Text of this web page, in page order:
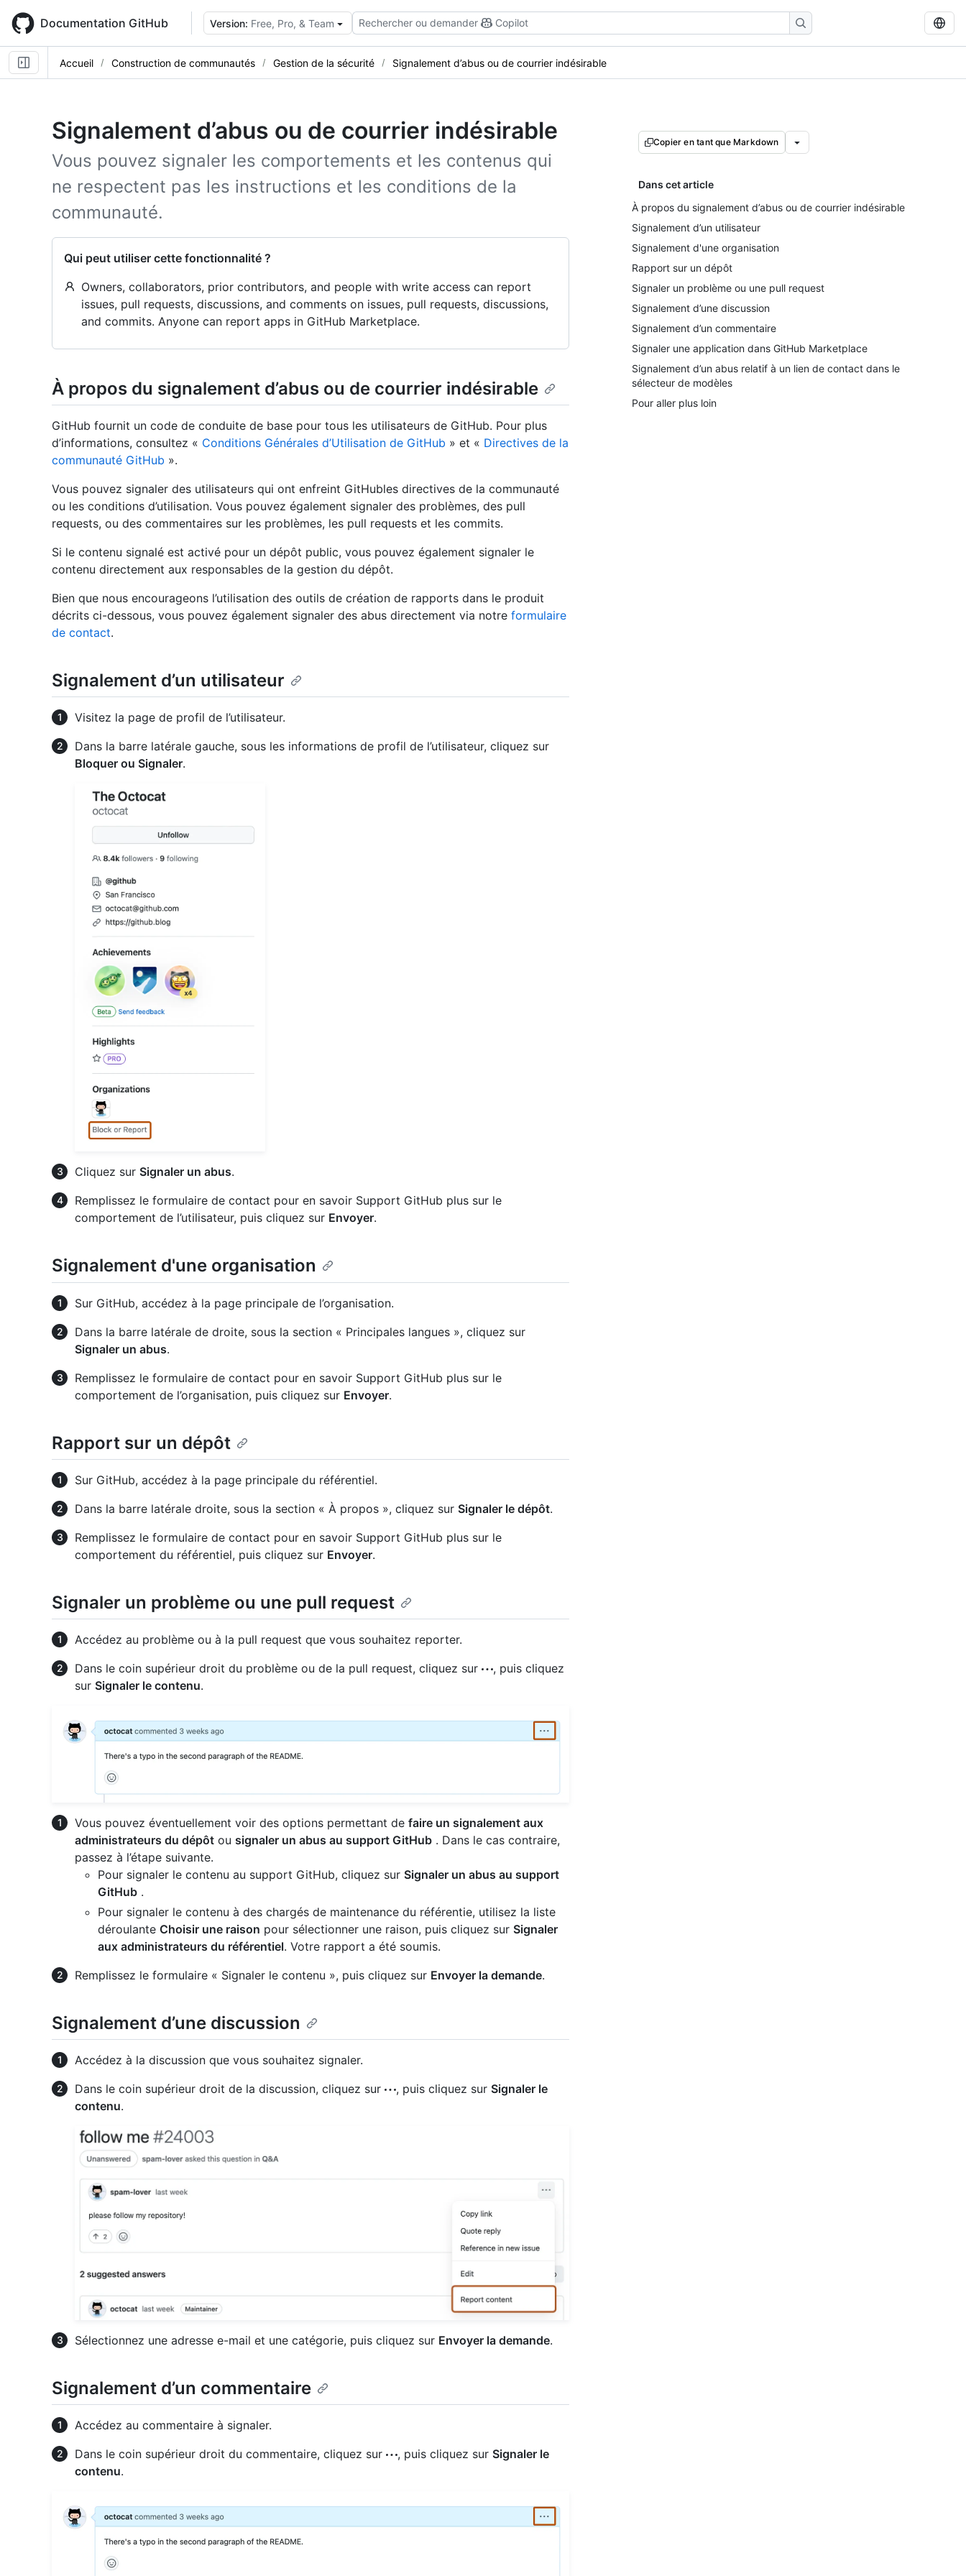
main
content
Documentation GitHub Version: Free, Pro, & Team Rechercher ou demander Copilot
Accueil Construction de communautés Gestion de la sécurité Signalement d’abus ou de courrier indésirable
Signalement d’abus ou de courrier indésirable
Vous pouvez signaler les comportements et les contenus qui
ne respectent pas les instructions et les conditions de la
communauté.
Qui peut utiliser cette fonctionnalité ?
Owners, collaborators, prior contributors, and people with write access can report
issues, pull requests, discussions, and comments on issues, pull requests, discussions,
and commits. Anyone can report apps in GitHub Marketplace.
Copier en tant que Markdown
Dans cet article
À propos du signalement d’abus ou de courrier indésirable
Signalement d’un utilisateur
Signalement d'une organisation
Rapport sur un dépôt
Signaler un problème ou une pull request
Signalement d’une discussion
Signalement d’un commentaire
Signaler une application dans GitHub Marketplace
Signalement d’un abus relatif à un lien de contact dans le
sélecteur de modèles
Pour aller plus loin
À propos du signalement d’abus ou de courrier indésirable
GitHub fournit un code de conduite de base pour tous les utilisateurs de GitHub. Pour plus
d’informations, consultez « Conditions Générales d’Utilisation de GitHub » et « Directives de la
communauté GitHub ».
Vous pouvez signaler des utilisateurs qui ont enfreint GitHubles directives de la communauté
ou les conditions d’utilisation. Vous pouvez également signaler des problèmes, des pull
requests, ou des commentaires sur les problèmes, les pull requests et les commits.
Si le contenu signalé est activé pour un dépôt public, vous pouvez également signaler le
contenu directement aux responsables de la gestion du dépôt.
Bien que nous encourageons l’utilisation des outils de création de rapports dans le produit
décrits ci-dessous, vous pouvez également signaler des abus directement via notre formulaire
de contact.
Signalement d’un utilisateur
Visitez la page de profil de l’utilisateur.
Dans la barre latérale gauche, sous les informations de profil de l’utilisateur, cliquez sur
Bloquer ou Signaler.
Cliquez sur Signaler un abus.
Remplissez le formulaire de contact pour en savoir Support GitHub plus sur le
comportement de l’utilisateur, puis cliquez sur Envoyer.
Signalement d'une organisation
Sur GitHub, accédez à la page principale de l’organisation.
Dans la barre latérale de droite, sous la section « Principales langues », cliquez sur
Signaler un abus.
Remplissez le formulaire de contact pour en savoir Support GitHub plus sur le
comportement de l’organisation, puis cliquez sur Envoyer.
Rapport sur un dépôt
Sur GitHub, accédez à la page principale du référentiel.
Dans la barre latérale droite, sous la section « À propos », cliquez sur Signaler le dépôt.
Remplissez le formulaire de contact pour en savoir Support GitHub plus sur le
comportement du référentiel, puis cliquez sur Envoyer.
Signaler un problème ou une pull request
Accédez au problème ou à la pull request que vous souhaitez reporter.
Dans le coin supérieur droit du problème ou de la pull request, cliquez sur
, puis cliquez
sur Signaler le contenu.
Vous pouvez éventuellement voir des options permettant de faire un signalement aux
administrateurs du dépôt ou signaler un abus au support GitHub . Dans le cas contraire,
passez à l’étape suivante.
Pour signaler le contenu au support GitHub, cliquez sur Signaler un abus au support
GitHub .
Pour signaler le contenu à des chargés de maintenance du référentie, utilisez la liste
déroulante Choisir une raison pour sélectionner une raison, puis cliquez sur Signaler
aux administrateurs du référentiel. Votre rapport a été soumis.
Remplissez le formulaire « Signaler le contenu », puis cliquez sur Envoyer la demande.
Signalement d’une discussion
Accédez à la discussion que vous souhaitez signaler.
Dans le coin supérieur droit de la discussion, cliquez sur
, puis cliquez sur Signaler le
contenu.
Sélectionnez une adresse e-mail et une catégorie, puis cliquez sur Envoyer la demande.
Signalement d’un commentaire
Accédez au commentaire à signaler.
Dans le coin supérieur droit du commentaire, cliquez sur
, puis cliquez sur Signaler le
contenu.